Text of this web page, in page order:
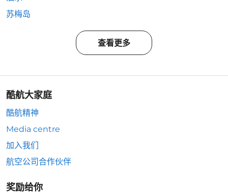
苏梅岛
查看更多
酷航大家庭
酷航精神
Media centre
加入我们
航空公司合作伙伴
奖励给你